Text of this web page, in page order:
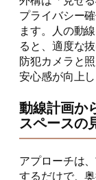
プライバシー
ます。人の動
ると、適度な
防犯カメラと
安心感が向上し
動線計画か
スペースの
アプローチは
するだけで、